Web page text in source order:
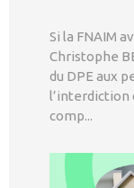
Si la FNAIM
Christophe
du DPE aux
l’interdiction
comp...